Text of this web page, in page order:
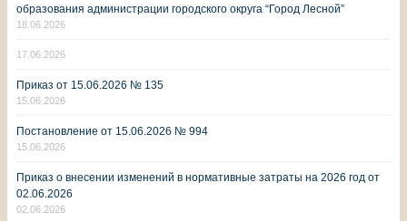
образования администрации городского округа “Город Лесной”
18.06.2026
17.06.2026
Приказ от 15.06.2026 № 135
15.06.2026
Постановление от 15.06.2026 № 994
15.06.2026
Приказ о внесении изменений в нормативные затраты на 2026 год от
02.06.2026
02.06.2026